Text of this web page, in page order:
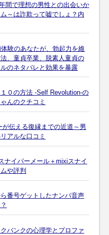
間で理想の男性との出会いか
～は詐欺って嘘でしょ？内
験のあなたが、勃起力を維
、童貞卒業、脱素人童貞の
のネタバレと効果を暴露
０の方法 -Self Revolution-の
んのクチコミ
伝える復縁までの近道～男
アルな口コミ
ナイパーメール＋mixiスナイ
や評判
番号ゲットしたナンパ音声
バンクの心理学とプロファ